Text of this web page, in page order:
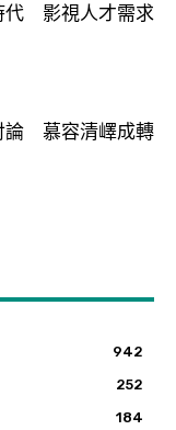
代 影視人才需求
論 慕容清嶧成轉
942
252
184